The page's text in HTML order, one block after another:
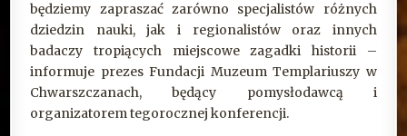
będziemy zapraszać zarówno specjalistów różnych
dziedzin nauki, jak i regionalistów oraz innych
badaczy tropiących miejscowe zagadki historii –
informuje prezes Fundacji Muzeum Templariuszy w
Chwarszczanach, będący pomysłodawcą i
organizatorem tegorocznej konferencji.